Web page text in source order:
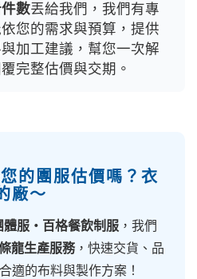
數丟給我們，我們有專
您的需求與預算，提供
加工建議，幫您一次解
完整估價與交期。
的團服估價嗎？衣
廠～
體服・百格餐飲制服 ，我們
龍生產服務，快速交貨、品
適的布料與製作方案！